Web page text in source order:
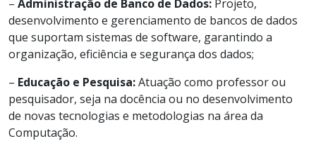
– Administração de Banco de Dados: Projeto,
desenvolvimento e gerenciamento de bancos de dados
que suportam sistemas de software, garantindo a
organização, eficiência e segurança dos dados;
– Educação e Pesquisa:Atuação como professor ou
pesquisador, seja na docência ou no desenvolvimento
de novas tecnologias e metodologias na área da
Computação.